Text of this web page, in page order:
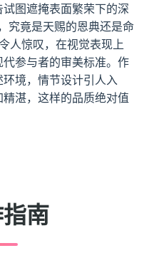
图遮掩表面繁荣下的深
究竟是天赐的恩典还是命
人惊叹，在视觉表现上
参与者的审美标准。作
境，情节设计引人入
湛，这样的品质绝对值
南